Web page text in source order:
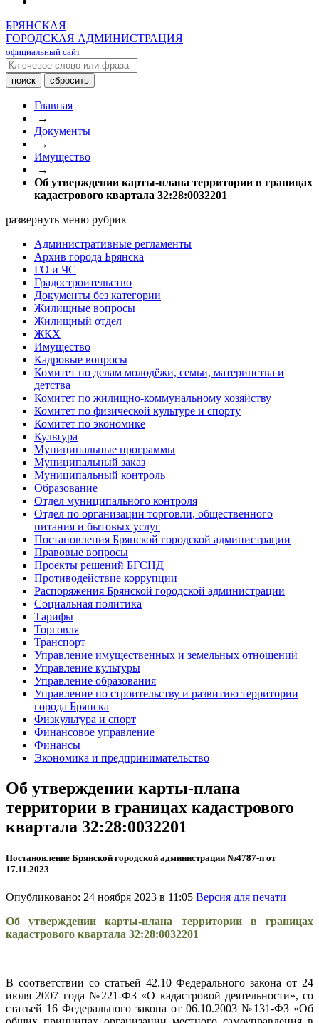
БРЯНСКАЯ
ГОРОДСКАЯ АДМИНИСТРАЦИЯ
официальный сайт
Главная
→
Документы
→
Имущество
→
Об утверждении карты-плана территории в границах
кадастрового квартала 32:28:0032201
развернуть меню рубрик
Административные регламенты
Архив города Брянска
ГО и ЧС
Градостроительство
Документы без категории
Жилищные вопросы
Жилищный отдел
ЖКХ
Имущество
Кадровые вопросы
Комитет по делам молодёжи, семьи, материнства и
детства
Комитет по жилищно-коммунальному хозяйству
Комитет по физической культуре и спорту
Комитет по экономике
Культура
Муниципальные программы
Муниципальный заказ
Муниципальный контроль
Образование
Отдел муниципального контроля
Отдел по организации торговли, общественного
питания и бытовых услуг
Постановления Брянской городской администрации
Правовые вопросы
Проекты решений БГСНД
Противодействие коррупции
Распоряжения Брянской городской администрации
Социальная политика
Тарифы
Торговля
Транспорт
Управление имущественных и земельных отношений
Управление культуры
Управление образования
Управление по строительству и развитию территории
города Брянска
Физкультура и спорт
Финансовое управление
Финансы
Экономика и предпринимательство
Об утверждении карты-плана
территории в границах кадастрового
квартала 32:28:0032201
Постановление Брянской городской администрации №4787-п от
17.11.2023
Опубликовано: 24 ноября 2023 в 11:05 Версия для печати
Об утверждении карты-плана территории в границах
кадастрового квартала 32:28:0032201
В соответствии со статьей 42.10 Федерального закона от 24
июля 2007 года №221-ФЗ «О кадастровой деятельности», со
статьей 16 Федерального закона от 06.10.2003 №131-ФЗ «Об